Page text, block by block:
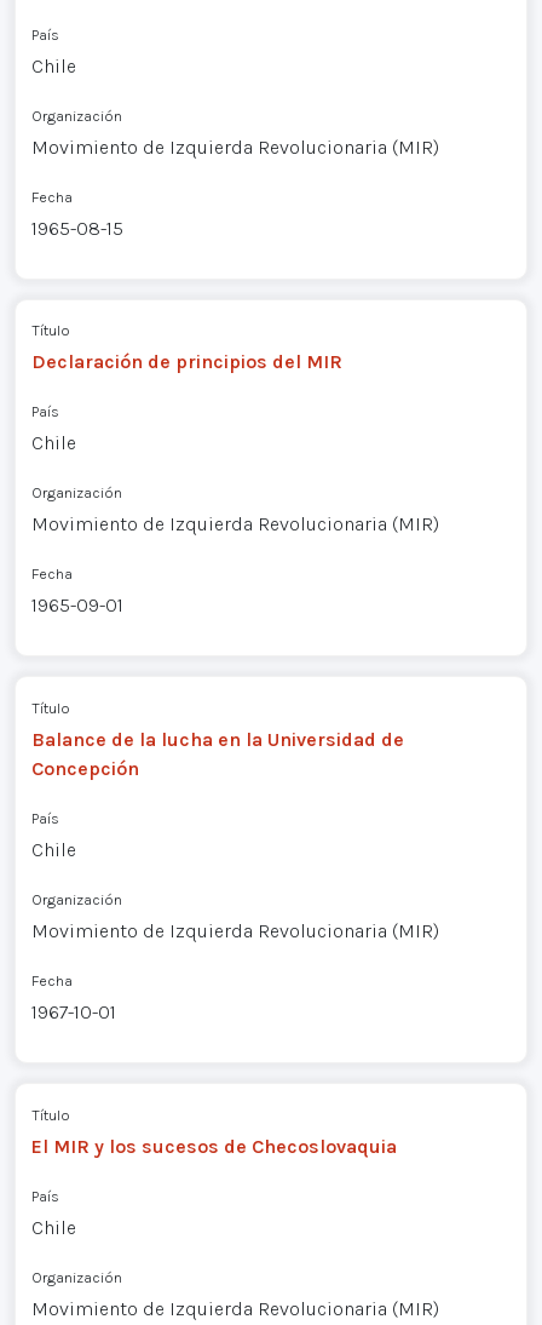
País
Chile
Organización
Movimiento de Izquierda Revolucionaria (MIR)
Fecha
1965-08-15
Título
Declaración de principios del MIR
País
Chile
Organización
Movimiento de Izquierda Revolucionaria (MIR)
Fecha
1965-09-01
Título
Balance de la lucha en la Universidad de
Concepción
País
Chile
Organización
Movimiento de Izquierda Revolucionaria (MIR)
Fecha
1967-10-01
Título
El MIR y los sucesos de Checoslovaquia
País
Chile
Organización
Movimiento de Izquierda Revolucionaria (MIR)